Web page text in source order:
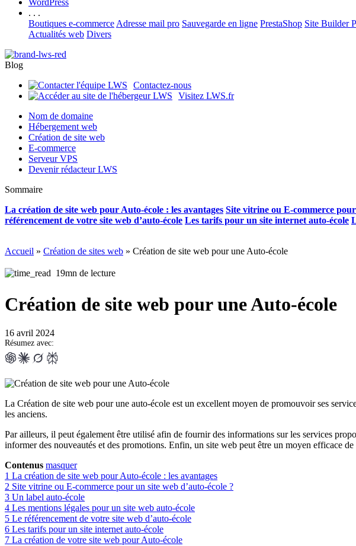
WordPress
. . .
Boutiques e-commerce Adresse mail pro Sauvegarde en ligne PrestaShop Site Builder
Actualités web Divers
Blog
Contactez-nous
Visitez LWS.fr
Nom de domaine
Hébergement web
Création de site web
E-commerce
Serveur VPS
Devenir rédacteur LWS
Sommaire
La création de site web pour Auto-école : les avantages Site vitrine ou E-commerce
référencement de votre site web d’auto-école Les tarifs pour un site internet auto-école
Accueil » Création de sites web » Création de site web pour une Auto-école
19mn de lecture
Création de site web pour une Auto-école
16 avril 2024
Résumez avec:
La Création de site web pour une auto-école est un excellent moyen de promouvoir ses
les anciens.
Par ailleurs, il peut également être utilisé afin de fournir des informations sur les services
informer des nouveautés et des promotions. Enfin, un site web peut être un moyen efficace
Contenus masquer
1 La création de site web pour Auto-école : les avantages
2 Site vitrine ou E-commerce pour un site web d’auto-école ?
3 Un label auto-école
4 Les mentions légales pour un site web auto-école
5 Le référencement de votre site web d’auto-école
6 Les tarifs pour un site internet auto-école
7 La création de votre site web pour Auto-école